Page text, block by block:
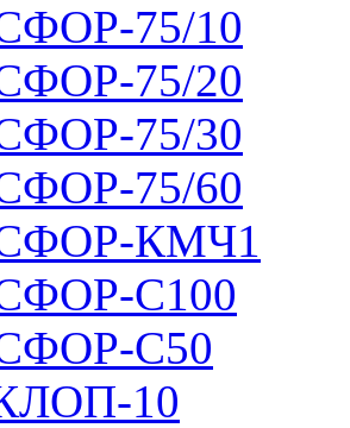
75/10
75/20
75/30
75/60
КМЧ1
С100
С50
10